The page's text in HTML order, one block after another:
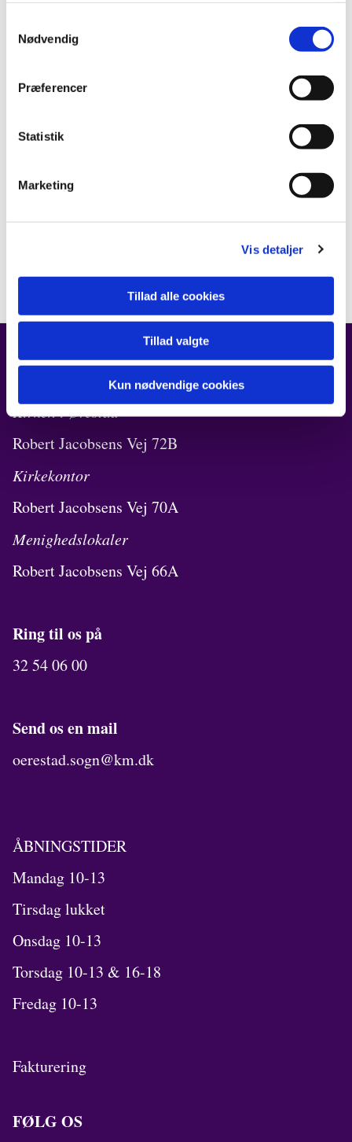
Nødvendig
Præferencer
Statistik
Marketing
Vis detaljer
Tillad alle cookies
Tillad valgte
Kun nødvendige cookies
Kirken i Ørestad
Robert Jacobsens Vej 72B
Kirkekontor
Robert Jacobsens Vej 70A
Menighedslokaler
Robert Jacobsens Vej 66A
Ring til os på
32 54 06 00
Send os en mail
oerestad.sogn@km.dk
ÅBNINGSTIDER
Mandag 10-13
Tirsdag lukket
Onsdag 10-13
Torsdag 10-13 & 16-18
Fredag 10-13
Fakturering
FØLG OS